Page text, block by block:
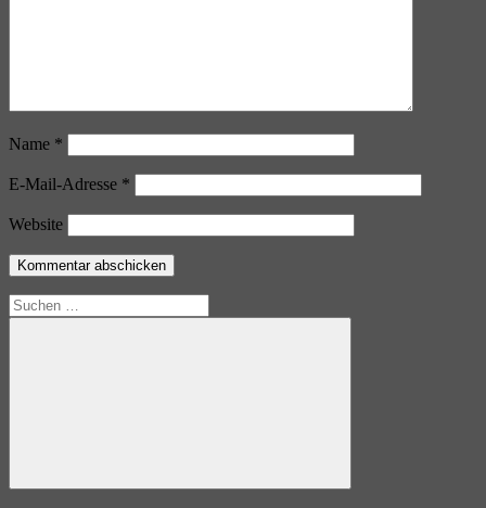
Name *
E-Mail-Adresse *
Website
Suchen
nach:
Suchen